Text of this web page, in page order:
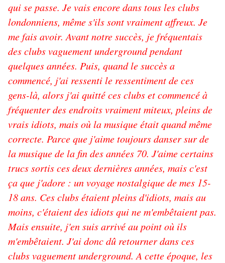
qui se passe. Je vais encore dans tous les clubs
londonniens, même s'ils sont vraiment affreux. Je
me fais avoir. Avant notre succès, je fréquentais
des clubs vaguement underground pendant
quelques années. Puis, quand le succès a
commencé, j'ai ressenti le ressentiment de ces
gens-là, alors j'ai quitté ces clubs et commencé à
fréquenter des endroits vraiment miteux, pleins de
vrais idiots, mais où la musique était quand même
correcte. Parce que j'aime toujours danser sur de
la musique de la fin des années 70. J'aime certains
trucs sortis ces deux dernières années, mais c'est
ça que j'adore : un voyage nostalgique de mes 15-
18 ans. Ces clubs étaient pleins d'idiots, mais au
moins, c'étaient des idiots qui ne m'embêtaient pas.
Mais ensuite, j'en suis arrivé au point où ils
m'embêtaient. J'ai donc dû retourner dans ces
clubs vaguement underground. A cette époque, les